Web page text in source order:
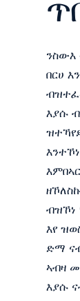
ንስውእ
በርሀ
እያሱ
ብዝኾነ
እየ
ድማ
ኣብዛ
እያሱ